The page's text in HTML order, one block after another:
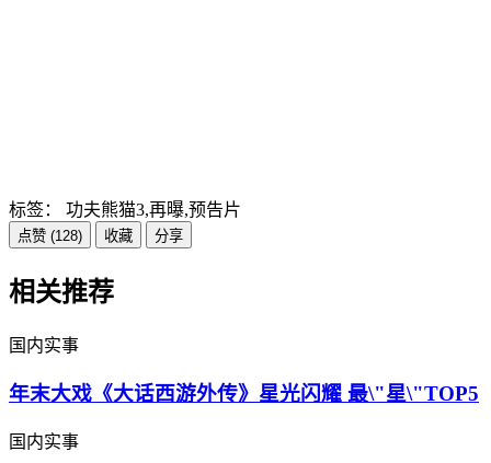
标签： 功夫熊猫3,再曝,预告片
点赞 (128) 收藏 分享
相关推荐
国内实事
年末大戏《大话西游外传》星光闪耀 最\"星\"TOP5
国内实事